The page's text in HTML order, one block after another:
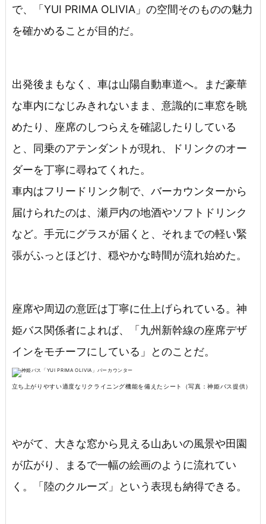
で、「YUI PRIMA OLIVIA」の空間そのものの魅力
を確かめることが目的だ。
出発後まもなく、車は山陽自動車道へ。まだ豪華
な車内になじみきれないまま、意識的に車窓を眺
めたり、座席のしつらえを確認したりしている
と、同乗のアテンダントが現れ、ドリンクのオー
ダーを丁寧に尋ねてくれた。
車内はフリードリンク制で、バーカウンターから
届けられたのは、瀬戸内の地酒やソフトドリンク
など。手元にグラスが届くと、それまでの軽い緊
張がふっとほどけ、穏やかな時間が流れ始めた。
座席や周辺の意匠は丁寧に仕上げられている。神
姫バス関係者によれば、「九州新幹線の座席デザ
インをモチーフにしている」とのことだ。
立ち上がりやすい適度なリクライニング機能を備えたシート（写真：神姫バス提供）
やがて、大きな窓から見える山あいの風景や田園
が広がり、まるで一幅の絵画のように流れてい
く。「陸のクルーズ」という表現も納得できる。